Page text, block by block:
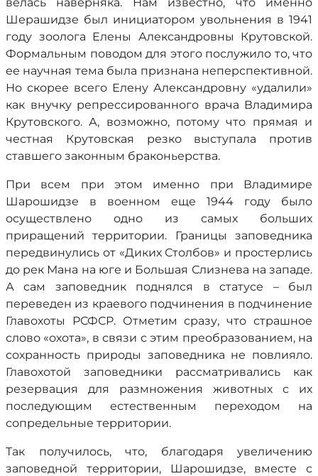
Шерашидзе был инициатором увольнения в 1941
году зоолога Елены Александровны Крутовской.
Формальным поводом для этого послужило то, что
ее научная тема была признана неперспективной.
Но скорее всего Елену Александровну «удалили»
как внучку репрессированного врача Владимира
Крутовского. А, возможно, потому что прямая и
честная Крутовская резко выступала против
ставшего законным браконьерства.
При всем при этом именно при Владимире
Шарошидзе в военном еще 1944 году было
осуществлено одно из самых больших
приращений территории. Границы заповедника
передвинулись от «Диких Столбов» и простерлись
до рек Мана на юге и Большая Слизнева на западе.
А сам заповедник поднялся в статусе – был
переведен из краевого подчинения в подчинение
Главохоты РСФСР. Отметим сразу, что страшное
слово «охота», в связи с этим преобразованием, на
сохранность природы заповедника не повлияло.
Главохотой заповедники рассматривались как
резервация для размножения животных с их
последующим естественным переходом на
сопредельные территории.
Так получилось, что, благодаря увеличению
заповедной территории, Шарошидзе, вместе с